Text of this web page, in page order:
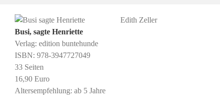
Edith Zeller
Busi, sagte Henriette
Verlag: edition buntehunde
ISBN: 978-3947727049
33 Seiten
16,90 Euro
Altersempfehlung: ab 5 Jahre